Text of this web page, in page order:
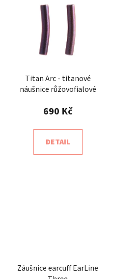
Titan Arc - titanové
náušnice růžovofialové
690 Kč
DETAIL
Záušnice earcuff EarLine